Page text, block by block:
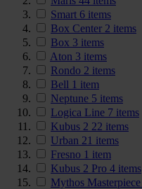
Smart 6 items
Box Center 2 items
Box 3 items
Aton 3 items
Rondo 2 items
Bell 1 item
Neptune 5 items
Logica Line 7 items
Kubus 2 22 items
Urban 21 items
Fresno 1 item
Kubus 2 Pro 4 items
Mythos Masterpiece